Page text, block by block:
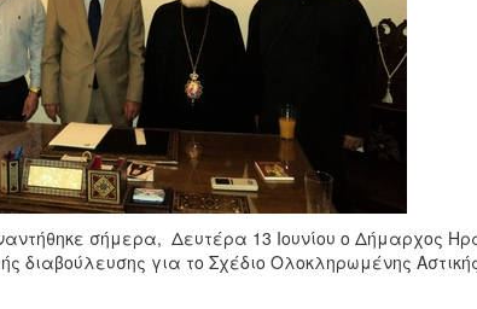
σήμερα, Δευτέρα 13 Ιουνίου ο Δήμαρχος
διαβούλευσης για το Σχέδιο Ολοκληρωμένης